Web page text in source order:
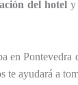
del hotely
en Pontevedra
te ayudará a